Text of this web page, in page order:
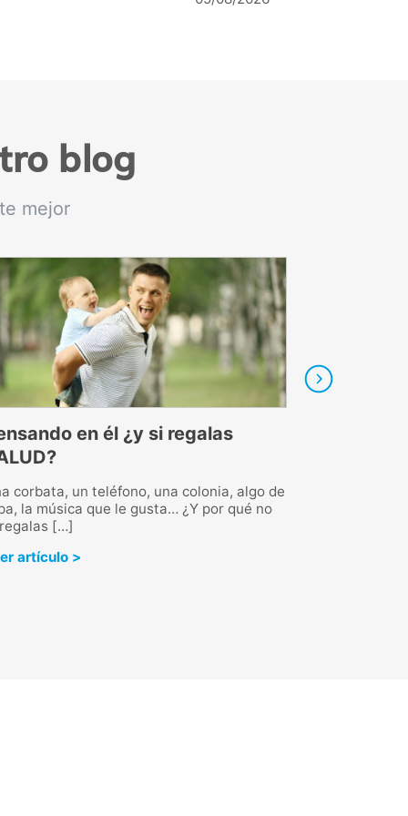
blog
mejor
en él ¿y si regalas
corbata, un teléfono, una colonia, algo de
la música que le gusta… ¿Y por qué no
[…]
artículo >